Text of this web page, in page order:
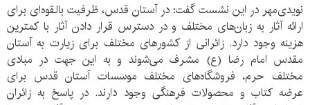
نویدی‌مهر در این نشست گفت: در آستان قدس، ظرفیت بالقوه‌ای برای
ارائه آثار به زبان‌های مختلف و در دسترس قرار دادن آثار با کمترین
هزینه وجود دارد. زائرانی از کشورهای مختلف برای زیارت به آستان
مقدس امام رضا (ع) مشرف می‌شوند و به این جهت در مبادی
مختلف حرم، فروشگاه‌های مختلف موسسات آستان قدس برای
عرضه کتاب و محصولات فرهنگی وجود دارند. در پاسخ به زائران